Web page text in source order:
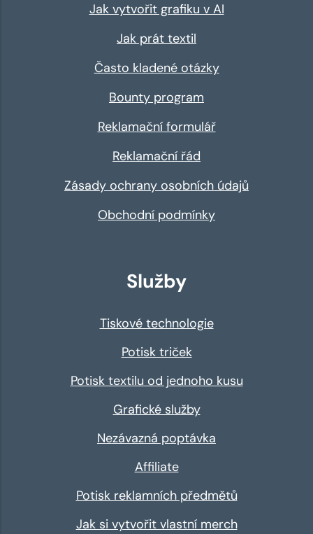
Jak vytvořit grafiku v AI
Jak prát textil
Často kladené otázky
Bounty program
Reklamační formulář
Reklamační řád
Zásady ochrany osobních údajů
Obchodní podmínky
Služby
Tiskové technologie
Potisk triček
Potisk textilu od jednoho kusu
Grafické služby
Nezávazná poptávka
Affiliate
Potisk reklamních předmětů
Jak si vytvořit vlastní merch